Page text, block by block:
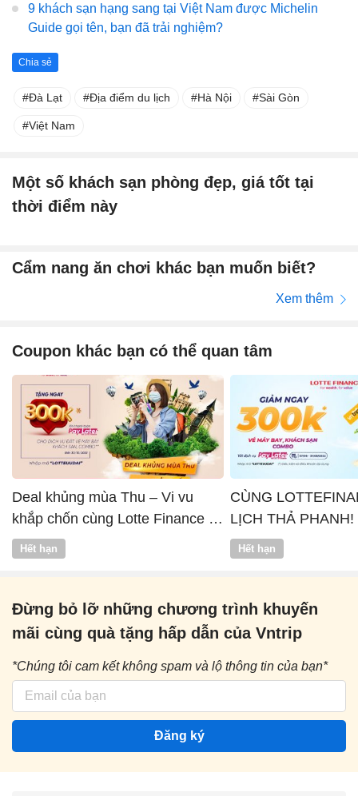
9 khách sạn hạng sang tại Việt Nam được Michelin
Guide gọi tên, bạn đã trải nghiệm?
Chia sẻ
Đà Lạt Địa điểm du lịch Hà Nội Sài Gòn
Việt Nam
Một số khách sạn phòng đẹp, giá tốt tại
thời điểm này
Cẩm nang ăn chơi khác bạn muốn biết?
Xem thêm
Coupon khác bạn có thể quan tâm
Deal khủng mùa Thu – Vi vu
khắp chốn cùng Lotte Finance x
Vntrip
Hết hạn
CÙNG
LỊCH THẢ PHANH!
Hết hạn
Đừng bỏ lỡ những chương trình khuyến
mãi cùng quà tặng hấp dẫn của Vntrip
*Chúng tôi cam kết không spam và lộ thông tin của bạn*
Đăng ký